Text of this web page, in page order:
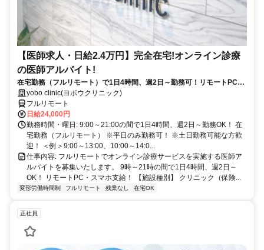
【医師求人・日給2.4万円】完全在宅!オンライン診療
の医師アルバイト!
在宅勤務（フルリモート）で1日4時間、週2日～勤務可！リモートPC・
スマホ支給！
yobo clinic(ヨボウクリニック)
フルリモート
日給24,000円
勤務時間・曜日: 9:00～21:00の間で1日4時間、週2日～勤務OK！ 在
宅勤務（フルリモート） ※平日のみ勤務可！ ※土日勤務可能な方歓
迎！ ＜例＞9:00～13:00、10:00～14:0...
仕事内容: フルリモートでオンライン診療サービスを実施する医師ア
ルバイトを募集いたします。 9時～21時の間で1日4時間、週2日～
OK！ リモートPC・スマホ支給！ 【施設種別】 クリニック（保険...
変形労働時間制 フルリモート 残業なし 在宅OK
正社員